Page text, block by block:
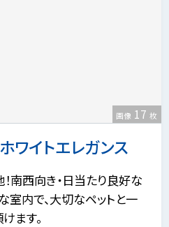
ワイトエレガンス
画像 17 枚
南西向き・日当たり良好な
室内で、大切なペットと一
ます。